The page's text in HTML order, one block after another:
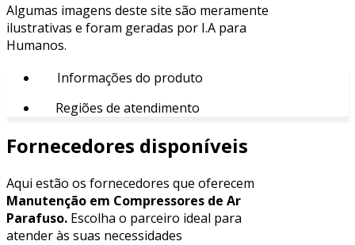
Algumas imagens deste site são meramente
ilustrativas e foram geradas por I.A para
Humanos.
Informações do produto
Regiões de atendimento
Fornecedores disponíveis
Aqui estão os fornecedores que oferecem
Manutenção em Compressores de Ar
Parafuso. Escolha o parceiro ideal para
atender às suas necessidades